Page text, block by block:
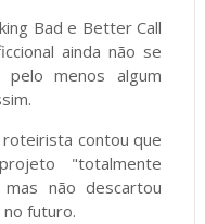
Bad e Better Call
ainda não se
menos algum
roteirista contou que
"totalmente
não descartou
futuro.